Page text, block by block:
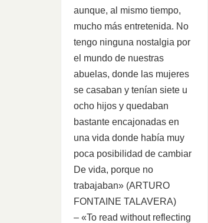
aunque, al mismo tiempo,
mucho más entretenida. No
tengo ninguna nostalgia por
el mundo de nuestras
abuelas, donde las mujeres
se casaban y tenían siete u
ocho hijos y quedaban
bastante encajonadas en
una vida donde había muy
poca posibilidad de cambiar
De vida, porque no
trabajaban» (ARTURO
FONTAINE TALAVERA)
– «To read without reflecting